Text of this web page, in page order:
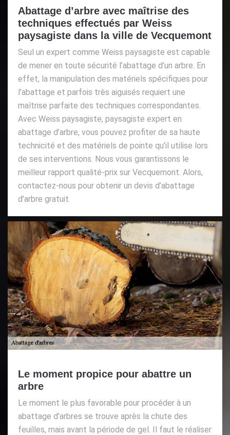
Abattage d’arbre avec maîtrise des
techniques effectués par Weiss
paysagiste dans la ville de Vecquemont
Seul un expert comme Weiss paysagiste est capable
de mener en toute sécurité l’abattage d’un arbre. En
effet, la manipulation des matériels spécifiques pour
l’abattage et parfois très aiguisés requiert une
maîtrise parfaite des techniques correspondantes.
Avec Weiss paysagiste, paysagiste expert en
abattage d’arbre, vous pouvez profiter de sa haute
technicité et des matériels de pointe qu’il utilise lors
de ses interventions. Nous vous garantissons le
meilleur rapport qualité-prix sur Vecquemont. Alors,
contactez-nous pour obtenir un devis d’abattage
d’arbre gratuit.
Le moment propice pour abattre un
arbre
Le moment le plus favorable pour procéder à un
abattage d’arbres se trouve après la chute des
feuilles, mais avant la période de gel. Il faut le réaliser